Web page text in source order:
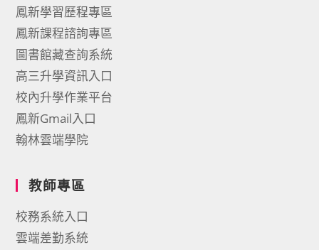
鳳新學習歷程專區
鳳新課程諮詢專區
圖書館藏查詢系統
高三升學資訊入口
校內升學作業平台
鳳新Gmail入口
翰林雲端學院
教師專區
校務系統入口
雲端差勤系統